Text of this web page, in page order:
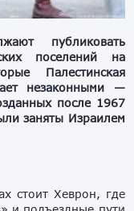
публиковать
поселений на
Палестинская
незаконными —
после 1967
заняты Израилем
стоит Хеврон, где